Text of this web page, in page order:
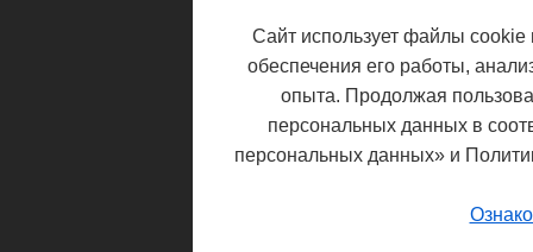
Сайт использует файлы cookie
обеспечения его работы,
опыта. Продолжая
персональных данных в
персональных данных» и